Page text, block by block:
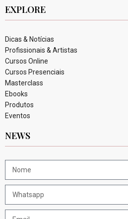
EXPLORE
Dicas & Notícias
Profissionais & Artistas
Cursos Online
Cursos Presenciais
Masterclass
Ebooks
Produtos
Eventos
NEWS